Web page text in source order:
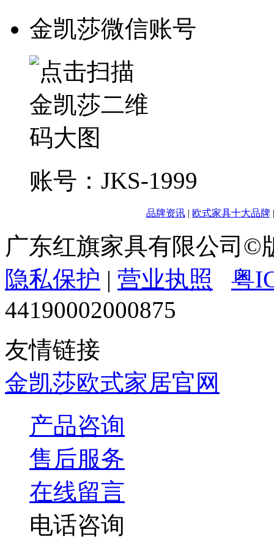
金凯莎微信账号
账号：JKS-1999
品牌资讯 | 欧式家具十大品牌 |
广东红旗家具有限公司
隐私保护 | 营业执照
粤
44190002000875
友情链接
金凯莎欧式家居官网
产品咨询
售后服务
在线留言
电话咨询